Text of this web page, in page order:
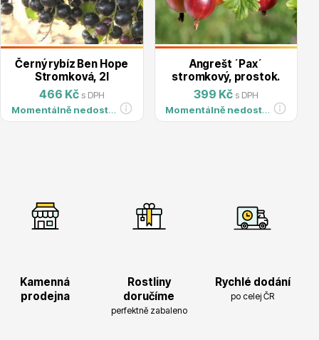
Dárkový poukaz
Po-Pá 9:00 - 17:00
info@stromo.cz
Černý rybíz Ben Hope
Stromková, 2l
466 Kč s DPH
Momentálně nedostupné
Angrešt ´Pax´
stromkový, prostok.
399 Kč s DPH
Momentálně nedostupné
Kamenná
prodejna
Rostliny
doručíme
perfektně zabaleno
Rychlé dodání
po celej ČR